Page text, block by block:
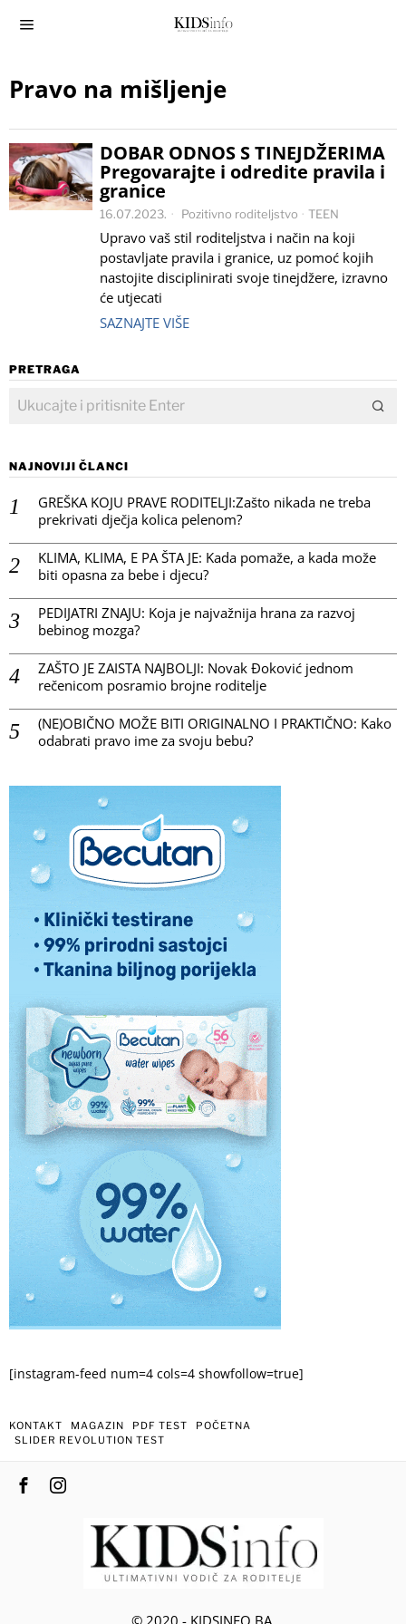
Pravo na mišljenje
DOBAR ODNOS S TINEJDŽERIMA
Pregovarajte i odredite pravila i
granice
16.07.2023. Pozitivno roditeljstvo · TEEN
Upravo vaš stil roditeljstva i način na koji
postavljate pravila i granice, uz pomoć kojih
nastojite disciplinirati svoje tinejdžere, izravno
će utjecati
SAZNAJTE VIŠE
PRETRAGA
NAJNOVIJI ČLANCI
GREŠKA KOJU PRAVE RODITELJI:Zašto nikada ne treba
prekrivati dječja kolica pelenom?
KLIMA, KLIMA, E PA ŠTA JE: Kada pomaže, a kada može
biti opasna za bebe i djecu?
PEDIJATRI ZNAJU: Koja je najvažnija hrana za razvoj
bebinog mozga?
ZAŠTO JE ZAISTA NAJBOLJI: Novak Đoković jednom
rečenicom posramio brojne roditelje
(NE)OBIČNO MOŽE BITI ORIGINALNO I PRAKTIČNO: Kako
odabrati pravo ime za svoju bebu?
[instagram-feed num=4 cols=4 showfollow=true]
KONTAKT MAGAZIN PDF TEST
POČETNA
SLIDER REVOLUTION TEST
© 2020 - KIDSINFO.BA.